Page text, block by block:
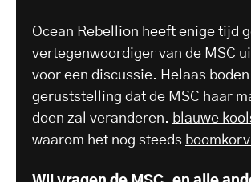
Ocean Rebellion heeft enige tijd
vertegenwoordiger van de MSC
voor een discussie. Helaas
geruststelling dat de MSC haar
doen zal veranderen. blauwe
waarom het nog steeds